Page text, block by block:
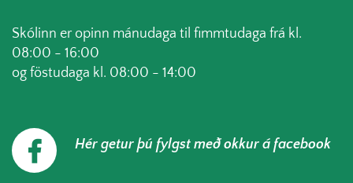
Skólinn er opinn mánudaga til fimmtudaga frá kl.
08:00 - 16:00
og föstudaga kl. 08:00 - 14:00
Hér getur þú fylgst með okkur á facebook